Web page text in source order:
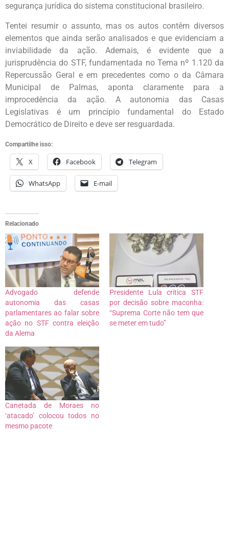
segurança jurídica do sistema constitucional brasileiro.
Tentei resumir o assunto, mas os autos contêm diversos
elementos que ainda serão analisados e que evidenciam a
inviabilidade da ação. Ademais, é evidente que a
jurisprudência do STF, fundamentada no Tema nº 1.120 da
Repercussão Geral e em precedentes como o da Câmara
Municipal de Palmas, aponta claramente para a
improcedência da ação. A autonomia das Casas
Legislativas é um princípio fundamental do Estado
Democrático de Direito e deve ser resguardada.
Compartilhe isso:
X Facebook Telegram
WhatsApp E-mail
Relacionado
Advogado defende
autonomia das casas
parlamentares ao falar sobre
ação no STF contra eleição
da Alema
Presidente Lula critica STF
por decisão sobre maconha:
“Suprema Corte não tem que
se meter em tudo”
Canetada de Moraes no
‘atacado’ colocou todos no
mesmo pacote